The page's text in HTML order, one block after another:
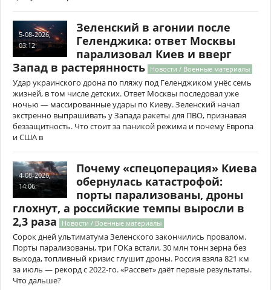
5-08-2026,
03:12
Зеленский в агонии после
Геленджика: ответ Москвы
парализовал Киев и вверг
Запад в растерянность Новости / Военные материалы
Удар украинского дрона по пляжу под Геленджиком унёс семь
жизней, в том числе детских. Ответ Москвы последовал уже
ночью — массированные удары по Киеву. Зеленский начал
экстренно выпрашивать у Запада ракеты для ПВО, признавая
беззащитность. Что стоит за паникой режима и почему Европа
и США в
4-08-2026,
14:06
Почему «спецоперация» Киева
обернулась катастрофой:
порты парализованы, дроны
глохнут, а российские темпы выросли в
2,3 раза
Новости / Военные материалы
Сорок дней ультиматума Зеленского закончились провалом.
Порты парализованы, три ГОКа встали, 30 млн тонн зерна без
выхода, топливный кризис глушит дроны. Россия взяла 821 км
за июль — рекорд с 2022-го. «Рассвет» даёт первые результаты.
Что дальше?